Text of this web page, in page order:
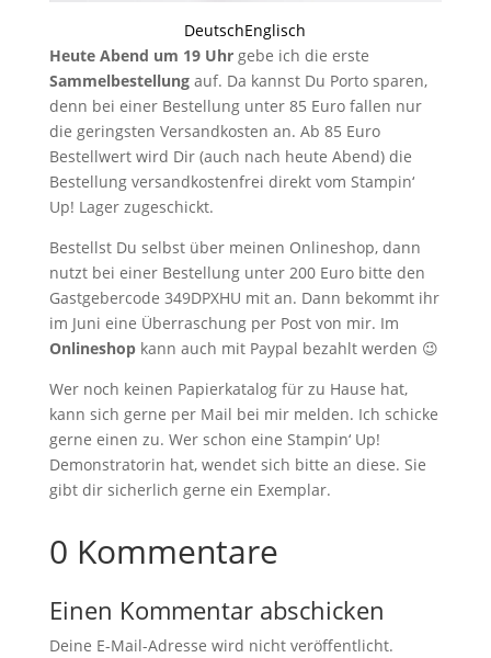
DeutschEnglisch
Heute Abend um 19 Uhr gebe ich die erste
Sammelbestellungauf. Da kannst Du Porto sparen,
denn bei einer Bestellung unter 85 Euro fallen nur
die geringsten Versandkosten an. Ab 85 Euro
Bestellwert wird Dir (auch nach heute Abend) die
Bestellung versandkostenfrei direkt vom Stampin‘
Up! Lager zugeschickt.
Bestellst Du selbst über meinen Onlineshop, dann
nutzt bei einer Bestellung unter 200 Euro bitte den
Gastgebercode 349DPXHU mit an. Dann bekommt ihr
im Juni eine Überraschung per Post von mir. Im
Onlineshopkann auch mit Paypal bezahlt werden 😉
Wer noch keinen Papierkatalog für zu Hause hat,
kann sich gerne per Mail bei mir melden. Ich schicke
gerne einen zu. Wer schon eine Stampin‘ Up!
Demonstratorin hat, wendet sich bitte an diese. Sie
gibt dir sicherlich gerne ein Exemplar.
0 Kommentare
Einen Kommentar abschicken
Deine E-Mail-Adresse wird nicht veröffentlicht.